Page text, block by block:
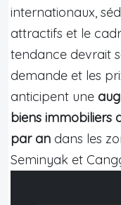
internationaux,
attractifs et le
tendance devrait
demande et les
anticipent une
biens immobiliers
par an dans les
Seminyak et